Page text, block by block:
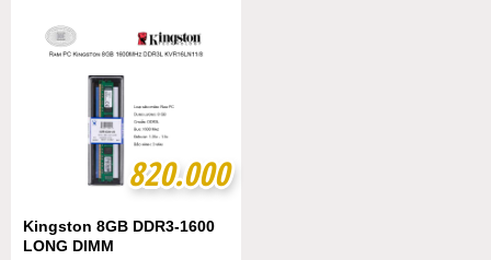
820.000
820.000
Kingston 8GB DDR3-1600
LONG DIMM